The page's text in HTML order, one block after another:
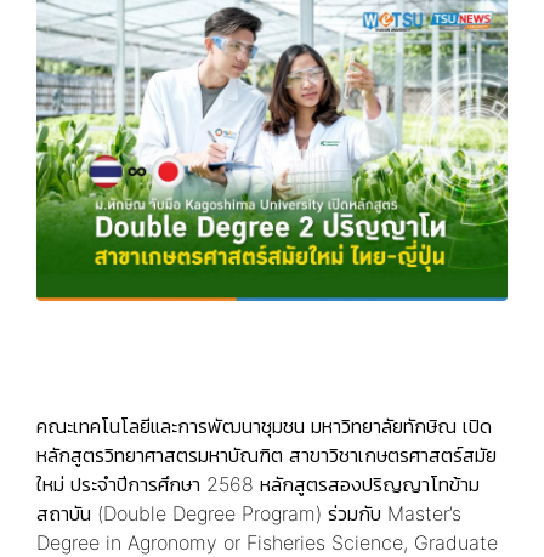
คณะเทคโนโลยีและการพัฒนาชุมชน มหาวิทยาลัยทักษิณ เปิด
หลักสูตรวิทยาศาสตรมหาบัณฑิต สาขาวิชาเกษตรศาสตร์สมัย
ใหม่ ประจำปีการศึกษา 2568 หลักสูตรสองปริญญาโทข้าม
สถาบัน (Double Degree Program) ร่วมกับ Master’s
Degree in Agronomy or Fisheries Science, Graduate